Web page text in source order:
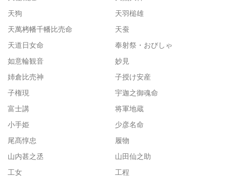
天狗
天羽槌雄
天萬栲幡千幡比売命
天蚕
天道日女命
奉射祭・おびしゃ
如意輪観音
妙見
姉倉比売神
子授け安産
子権現
宇迦之御魂命
富士講
将軍地蔵
小手姫
少彦名命
尾髙惇忠
履物
山内甚之丞
山田仙之助
工女
工程